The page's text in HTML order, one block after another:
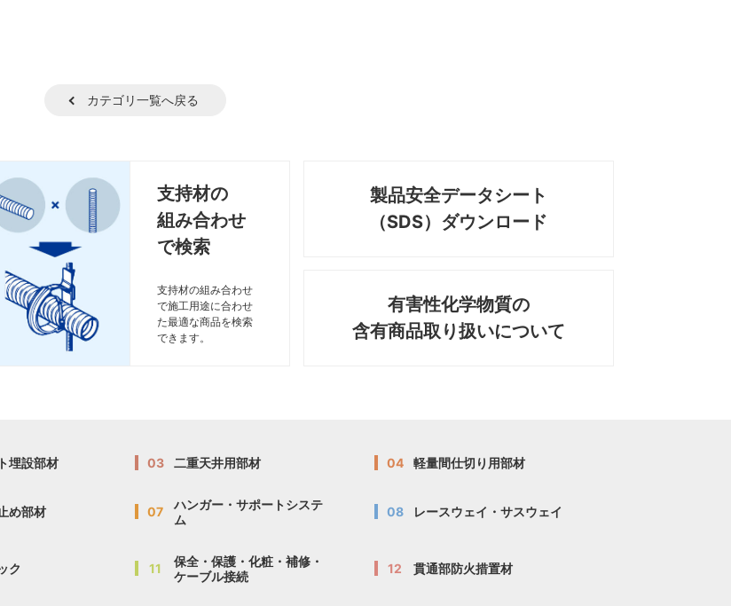
カテゴリ一覧へ戻る
支持材の
組み合わせ
で検索
支持材の組み合わせ
で施工用途に合わせ
た最適な商品を検索
できます。
製品安全データシート
（SDS）ダウンロード
有害性化学物質の
含有商品取り扱いについて
埋設部材 03 二重天井用部材 04 軽量間仕切り用部材
め部材 07
ハンガー・サポートシステ
ム
08 レースウェイ・サスウェイ
ク 11
保全・保護・化粧・補修・
ケーブル接続
12 貫通部防火措置材